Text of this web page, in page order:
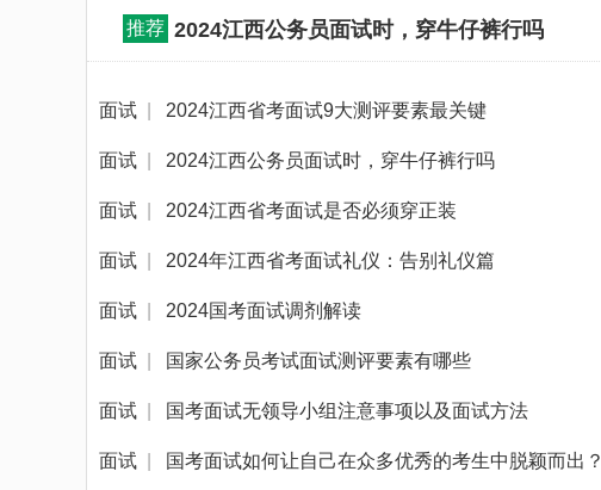
推荐 2024江西公务员面试时，穿牛仔裤行吗
面试 2024江西省考面试9大测评要素最关键
面试 2024江西公务员面试时，穿牛仔裤行吗
面试 2024江西省考面试是否必须穿正装
面试 2024年江西省考面试礼仪：告别礼仪篇
面试 2024国考面试调剂解读
面试 国家公务员考试面试测评要素有哪些
面试 国考面试无领导小组注意事项以及面试方法
面试 国考面试如何让自己在众多优秀的考生中脱颖而出？